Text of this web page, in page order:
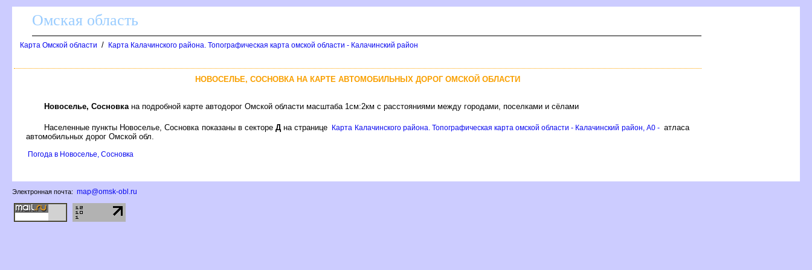
Омская область
Карта Омской области / Карта Калачинского района. Топографическая карта омской области - Калачинский район
НОВОСЕЛЬЕ, СОСНОВКА НА КАРТЕ АВТОМОБИЛЬНЫХ ДОРОГ ОМСКОЙ ОБЛАСТИ
Новоселье, Сосновка на подробной карте автодорог Омской области масштаба 1см:2км с расстояниями между городами, поселками и сёлами
Населенные пункты Новоселье, Сосновка показаны в секторе Дна странице Карта Калачинского района. Топографическая карта омской области - Калачинский район, A0 - атласа
автомобильных дорог Омской обл.
Погода в Новоселье, Сосновка
Электронная почта: map@omsk-obl.ru